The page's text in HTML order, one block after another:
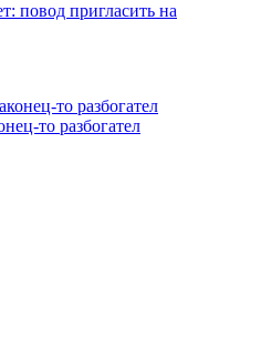
повод пригласить на
то разбогател